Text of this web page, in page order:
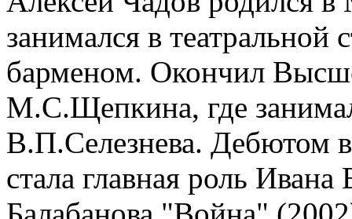
занимался в
барменом. Окончил
М.С.Щепкина, где
В.П.Селезнева. Дебютом
стала главная роль